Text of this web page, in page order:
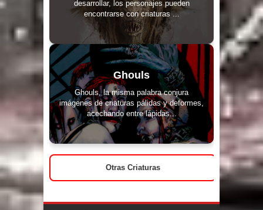
desarrollar, los personajes pueden
encontrarse con criaturas ...
Ghouls
Ghouls, la misma palabra conjura
imágenes de criaturas pálidas y deformes,
acechando entre lápidas...
Otras Criaturas